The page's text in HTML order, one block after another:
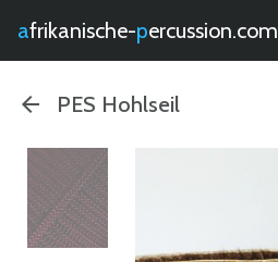
afrikanische- percussion.com
PES Hohlseil